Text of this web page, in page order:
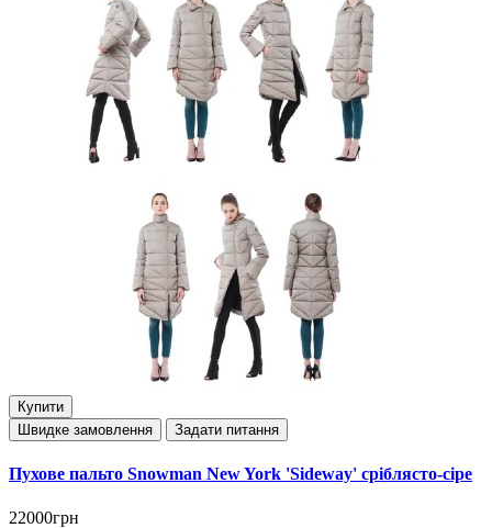
Купити
Швидке замовлення
Задати питання
Пухове пальто Snowman New York 'Sideway' сріблясто-сіре
22000грн